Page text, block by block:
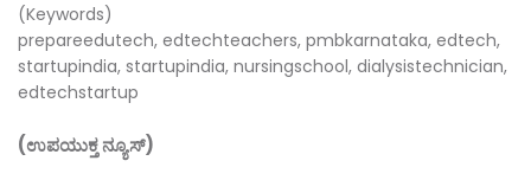
(Keywords)
prepareedutech, edtechteachers, pmbkarnataka, edtech,
startupindia, startupindia, nursingschool, dialysistechnician,
edtechstartup
(ಉಪಯುಕ್ತ ನ್ಯೂಸ್)